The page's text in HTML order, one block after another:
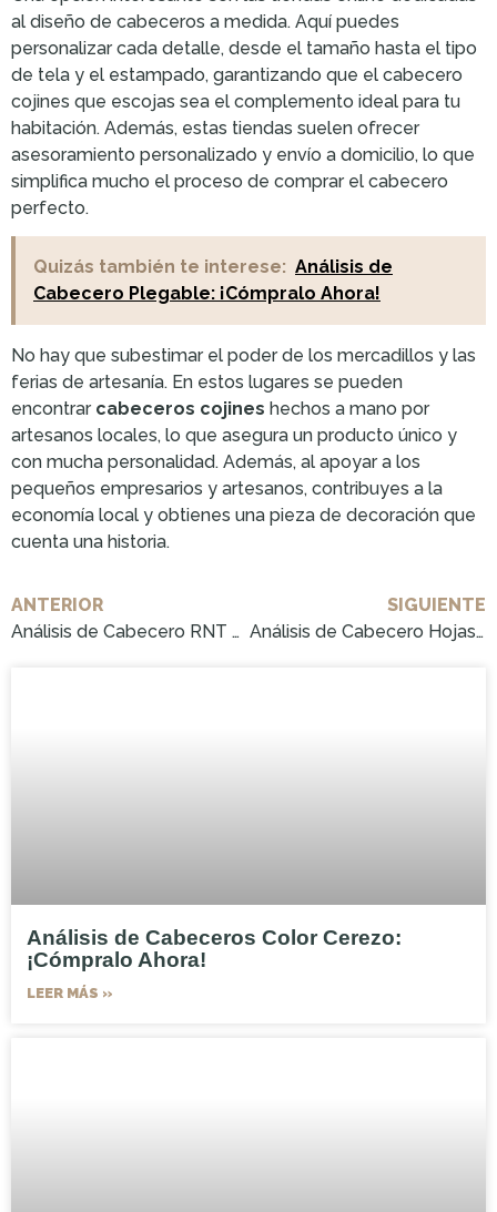
al diseño de cabeceros a medida. Aquí puedes
personalizar cada detalle, desde el tamaño hasta el tipo
de tela y el estampado, garantizando que el cabecero
cojines que escojas sea el complemento ideal para tu
habitación. Además, estas tiendas suelen ofrecer
asesoramiento personalizado y envío a domicilio, lo que
simplifica mucho el proceso de comprar el cabecero
perfecto.
Quizás también te interese: Análisis de
Cabecero Plegable: ¡Cómpralo Ahora!
No hay que subestimar el poder de los mercadillos y las
ferias de artesanía. En estos lugares se pueden
encontrar cabeceros cojines hechos a mano por
artesanos locales, lo que asegura un producto único y
con mucha personalidad. Además, al apoyar a los
pequeños empresarios y artesanos, contribuyes a la
economía local y obtienes una pieza de decoración que
cuenta una historia.
ANTERIOR
Análisis de Cabecero RNT by Really Nice Things Shell: ¡Cómpralo Ahora!
SIGUIENTE
Análisis de Cabecero Hojas: ¡Cómpralo Ahora!
Análisis de Cabeceros Color Cerezo:
¡Cómpralo Ahora!
LEER MÁS »